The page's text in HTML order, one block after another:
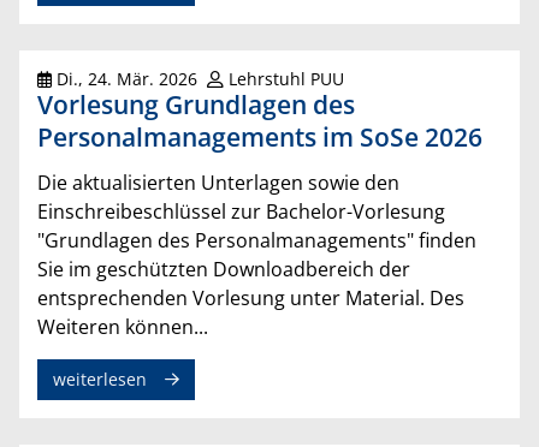
Di., 24. Mär. 2026 Lehrstuhl PUU
Vorlesung Grundlagen des
Personalmanagements im SoSe 2026
Die aktualisierten Unterlagen sowie den
Einschreibeschlüssel zur Bachelor-Vorlesung
"Grundlagen des Personalmanagements" finden
Sie im geschützten Downloadbereich der
entsprechenden Vorlesung unter Material. Des
Weiteren können...
weiterlesen